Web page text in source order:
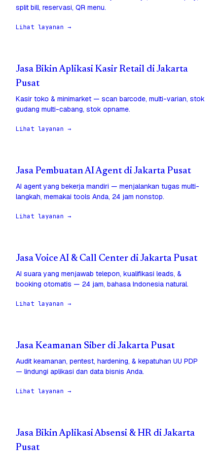
split bill, reservasi, QR menu.
Lihat layanan →
Jasa Bikin Aplikasi Kasir Retail di Jakarta
Pusat
Kasir toko & minimarket — scan barcode, multi-varian, stok
gudang multi-cabang, stok opname.
Lihat layanan →
Jasa Pembuatan AI Agent di Jakarta Pusat
AI agent yang bekerja mandiri — menjalankan tugas multi-
langkah, memakai tools Anda, 24 jam nonstop.
Lihat layanan →
Jasa Voice AI & Call Center di Jakarta Pusat
AI suara yang menjawab telepon, kualifikasi leads, &
booking otomatis — 24 jam, bahasa Indonesia natural.
Lihat layanan →
Jasa Keamanan Siber di Jakarta Pusat
Audit keamanan, pentest, hardening, & kepatuhan UU PDP
— lindungi aplikasi dan data bisnis Anda.
Lihat layanan →
Jasa Bikin Aplikasi Absensi & HR di Jakarta
Pusat